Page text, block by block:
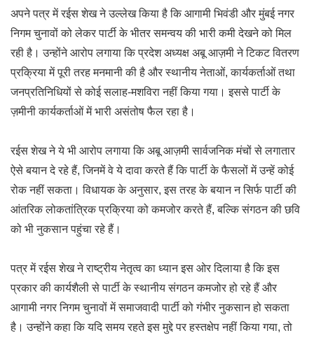
अपने पत्र में रईस शेख ने उल्लेख किया है कि आगामी भिवंडी और मुंबई नगर
निगम चुनावों को लेकर पार्टी के भीतर समन्वय की भारी कमी देखने को मिल
रही है। उन्होंने आरोप लगाया कि प्रदेश अध्यक्ष अबू आज़मी ने टिकट वितरण
प्रक्रिया में पूरी तरह मनमानी की है और स्थानीय नेताओं, कार्यकर्ताओं तथा
जनप्रतिनिधियों से कोई सलाह-मशविरा नहीं किया गया। इससे पार्टी के
ज़मीनी कार्यकर्ताओं में भारी असंतोष फैल रहा है।
रईस शेख ने ये भी आरोप लगाया कि अबू आज़मी सार्वजनिक मंचों से लगातार
ऐसे बयान दे रहे हैं, जिनमें वे ये दावा करते हैं कि पार्टी के फैसलों में उन्हें कोई
रोक नहीं सकता। विधायक के अनुसार, इस तरह के बयान न सिर्फ पार्टी की
आंतरिक लोकतांत्रिक प्रक्रिया को कमजोर करते हैं, बल्कि संगठन की छवि
को भी नुकसान पहुंचा रहे हैं।
पत्र में रईस शेख ने राष्ट्रीय नेतृत्व का ध्यान इस ओर दिलाया है कि इस
प्रकार की कार्यशैली से पार्टी के स्थानीय संगठन कमजोर हो रहे हैं और
आगामी नगर निगम चुनावों में समाजवादी पार्टी को गंभीर नुकसान हो सकता
है। उन्होंने कहा कि यदि समय रहते इस मुद्दे पर हस्तक्षेप नहीं किया गया, तो